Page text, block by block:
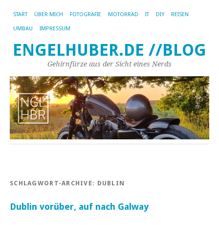
START ÜBER MICH FOTOGRAFIE MOTORRAD IT DIY REISEN
UMBAU IMPRESSUM
ENGELHUBER.DE //BLOG
Gehirnfürze aus der Sicht eines Nerds
SCHLAGWORT-ARCHIVE: DUBLIN
Dublin vorüber, auf nach Galway